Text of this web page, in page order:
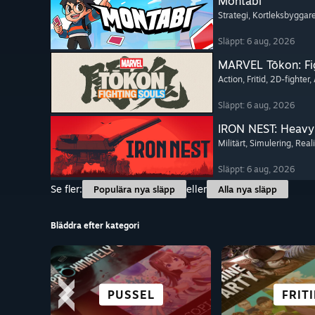
Strategi,
Släppt: 6 aug, 2026
MARVEL Tōkon:
Action, Fritid, 2D-fighter,
Släppt: 6 aug, 2026
IRON NEST:
Militärt, Simulering,
Släppt: 6 aug, 2026
Se fler:
Populära nya släpp eller Alla nya släpp
Bläddra efter kategori
PUSSEL
ACTION
FIGHTING GRATIS
ÄVENTYR BRA PÅ